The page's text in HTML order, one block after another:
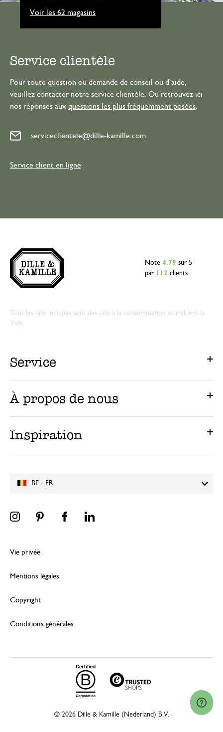
Voir les 62 magasins
Service clientèle
Pour toute question ou demande de conseil ou d’aide,
veuillez contacter notre service clientèle. Ou retrouvez ici
nos réponses aux questions les plus fréquemment posées
serviceclientele@dille-kamille.com
Service client en ligne
BE - FR
Note 4.79 sur 5
par
112 clients
Tous les prix indiqués sont des prix à la consommation et incluent la
TVA.
Service
À propos de nous
Inspiration
Vie privée
Mentions légales
Copyright
Conditions générales
© 2026 Dille & Kamille (Nederland) B.V.